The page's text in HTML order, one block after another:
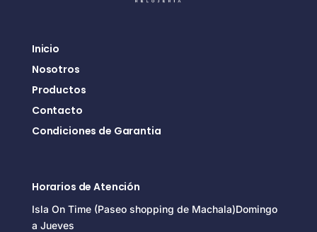
Inicio
Nosotros
Productos
Contacto
Condiciones de Garantia
Horarios de Atención
Isla On Time (Paseo shopping de Machala)Domingo
a Jueves